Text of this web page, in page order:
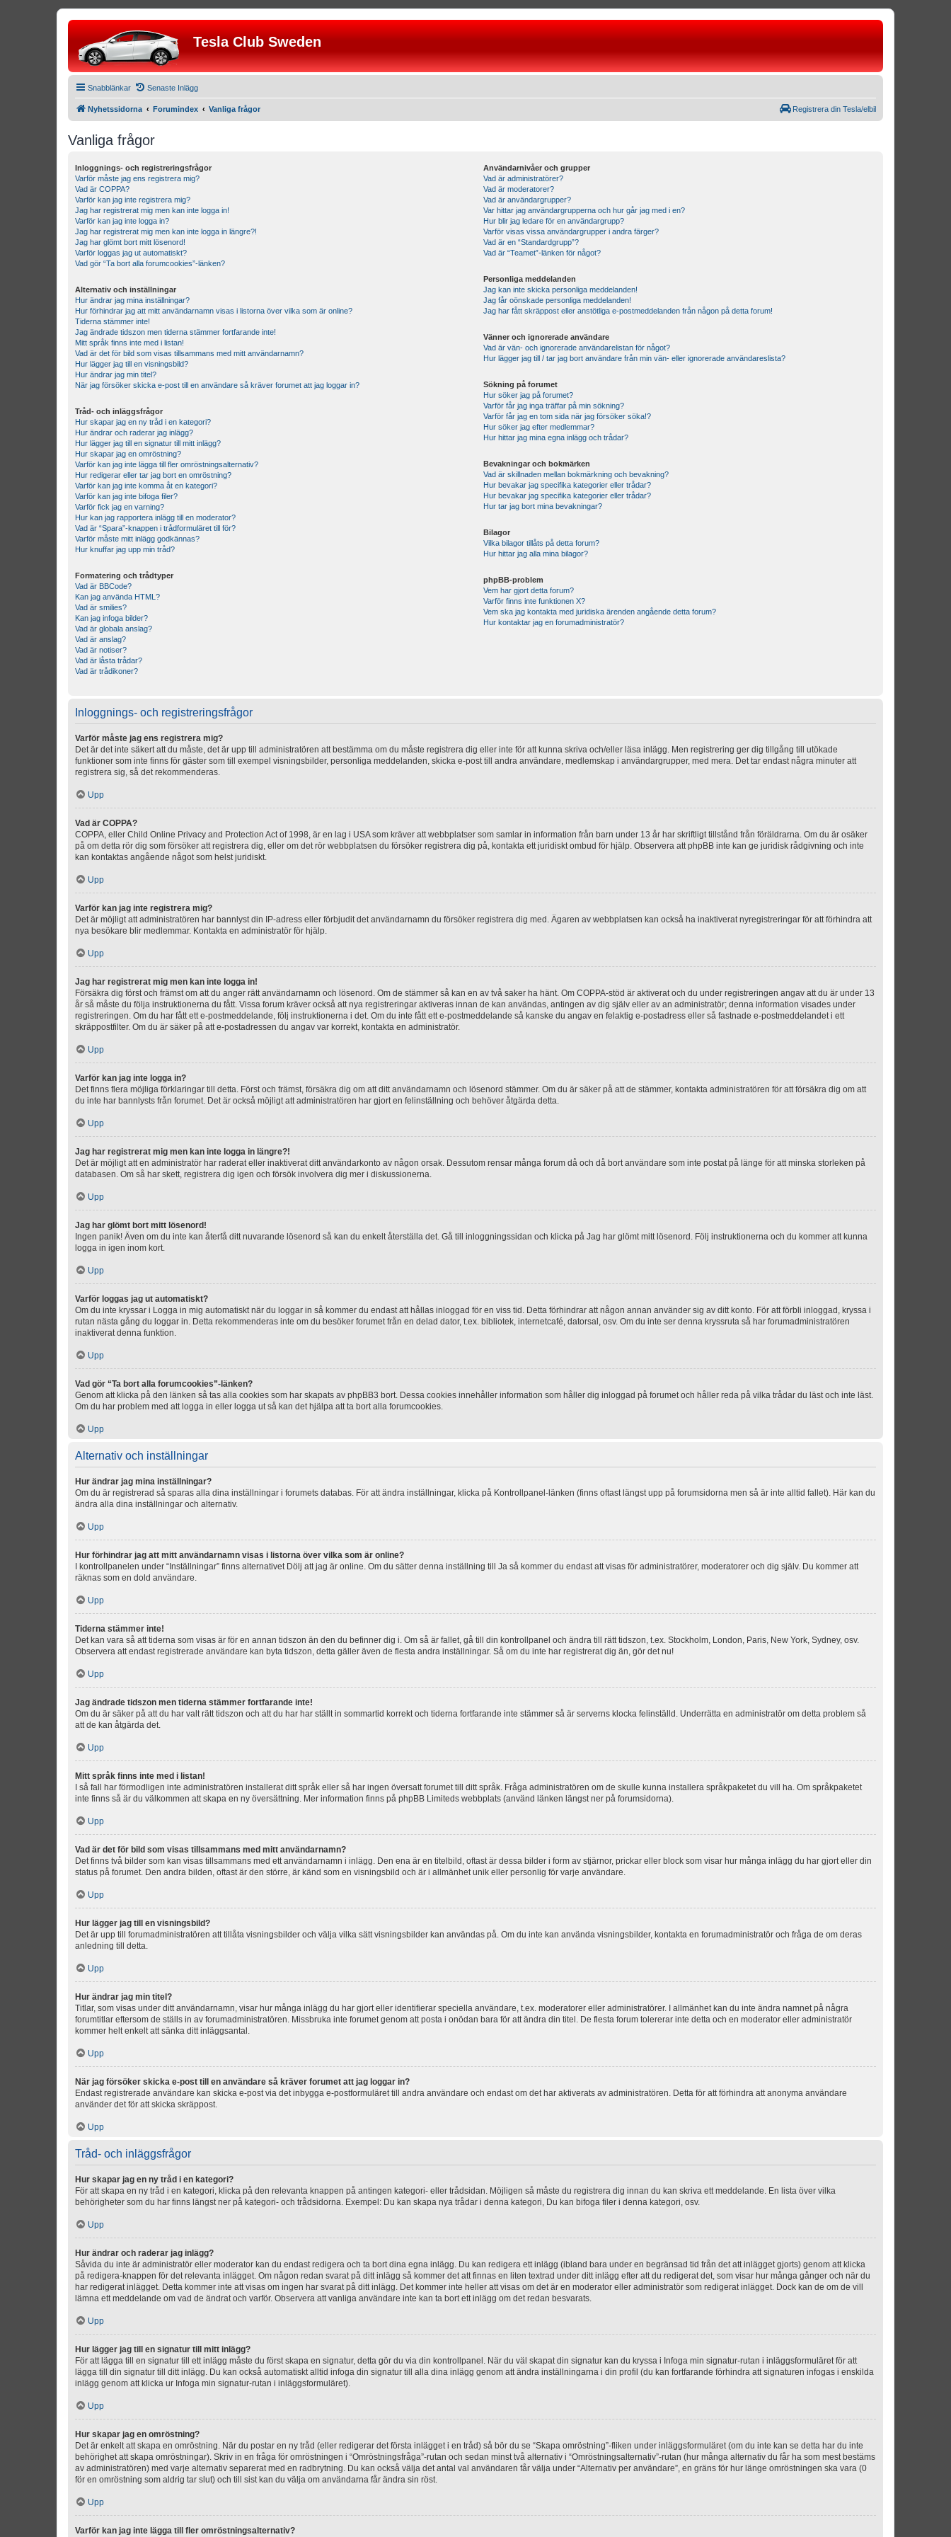
Tesla Club Sweden
Snabblänkar Senaste Inlägg
Nyhetssidorna Forumindex Vanliga frågor Registrera din Tesla/elbil
Vanliga frågor
Inloggnings- och registreringsfrågor
Varför måste jag ens registrera mig?
Vad är COPPA?
Varför kan jag inte registrera mig?
Jag har registrerat mig men kan inte logga in!
Varför kan jag inte logga in?
Jag har registrerat mig men kan inte logga in längre?!
Jag har glömt bort mitt lösenord!
Varför loggas jag ut automatiskt?
Vad gör “Ta bort alla forumcookies”-länken?
Alternativ och inställningar
Hur ändrar jag mina inställningar?
Hur förhindrar jag att mitt användarnamn visas i listorna över vilka som är online?
Tiderna stämmer inte!
Jag ändrade tidszon men tiderna stämmer fortfarande inte!
Mitt språk finns inte med i listan!
Vad är det för bild som visas tillsammans med mitt användarnamn?
Hur lägger jag till en visningsbild?
Hur ändrar jag min titel?
När jag försöker skicka e-post till en användare så kräver forumet att jag loggar in?
Tråd- och inläggsfrågor
Hur skapar jag en ny tråd i en kategori?
Hur ändrar och raderar jag inlägg?
Hur lägger jag till en signatur till mitt inlägg?
Hur skapar jag en omröstning?
Varför kan jag inte lägga till fler omröstningsalternativ?
Hur redigerar eller tar jag bort en omröstning?
Varför kan jag inte komma åt en kategori?
Varför kan jag inte bifoga filer?
Varför fick jag en varning?
Hur kan jag rapportera inlägg till en moderator?
Vad är “Spara”-knappen i trådformuläret till för?
Varför måste mitt inlägg godkännas?
Hur knuffar jag upp min tråd?
Formatering och trådtyper
Vad är BBCode?
Kan jag använda HTML?
Vad är smilies?
Kan jag infoga bilder?
Vad är globala anslag?
Vad är anslag?
Vad är notiser?
Vad är låsta trådar?
Vad är trådikoner?
Användarnivåer och grupper
Vad är administratörer?
Vad är moderatorer?
Vad är användargrupper?
Var hittar jag användargrupperna och hur går jag med i en?
Hur blir jag ledare för en användargrupp?
Varför visas vissa användargrupper i andra färger?
Vad är en “Standardgrupp”?
Vad är “Teamet”-länken för något?
Personliga meddelanden
Jag kan inte skicka personliga meddelanden!
Jag får oönskade personliga meddelanden!
Jag har fått skräppost eller anstötliga e-postmeddelanden från någon på detta forum!
Vänner och ignorerade användare
Vad är vän- och ignorerade användarelistan för något?
Hur lägger jag till / tar jag bort användare från min vän- eller ignorerade användareslista?
Sökning på forumet
Hur söker jag på forumet?
Varför får jag inga träffar på min sökning?
Varför får jag en tom sida när jag försöker söka!?
Hur söker jag efter medlemmar?
Hur hittar jag mina egna inlägg och trådar?
Bevakningar och bokmärken
Vad är skillnaden mellan bokmärkning och bevakning?
Hur bevakar jag specifika kategorier eller trådar?
Hur bevakar jag specifika kategorier eller trådar?
Hur tar jag bort mina bevakningar?
Bilagor
Vilka bilagor tillåts på detta forum?
Hur hittar jag alla mina bilagor?
phpBB-problem
Vem har gjort detta forum?
Varför finns inte funktionen X?
Vem ska jag kontakta med juridiska ärenden angående detta forum?
Hur kontaktar jag en forumadministratör?
Inloggnings- och registreringsfrågor
Varför måste jag ens registrera mig?
Det är det inte säkert att du måste, det är upp till administratören att bestämma om du måste registrera dig eller inte för att kunna skriva och/eller läsa inlägg. Men registrering ger dig tillgång till utökade
funktioner som inte finns för gäster som till exempel visningsbilder, personliga meddelanden, skicka e-post till andra användare, medlemskap i användargrupper, med mera. Det tar endast några minuter att
registrera sig, så det rekommenderas.
Upp
Vad är COPPA?
COPPA, eller Child Online Privacy and Protection Act of 1998, är en lag i USA som kräver att webbplatser som samlar in information från barn under 13 år har skriftligt tillstånd från föräldrarna. Om du är osäker
på om detta rör dig som försöker att registrera dig, eller om det rör webbplatsen du försöker registrera dig på, kontakta ett juridiskt ombud för hjälp. Observera att phpBB inte kan ge juridisk rådgivning och inte
kan kontaktas angående något som helst juridiskt.
Upp
Varför kan jag inte registrera mig?
Det är möjligt att administratören har bannlyst din IP-adress eller förbjudit det användarnamn du försöker registrera dig med. Ägaren av webbplatsen kan också ha inaktiverat nyregistreringar för att förhindra att
nya besökare blir medlemmar. Kontakta en administratör för hjälp.
Upp
Jag har registrerat mig men kan inte logga in!
Försäkra dig först och främst om att du anger rätt användarnamn och lösenord. Om de stämmer så kan en av två saker ha hänt. Om COPPA-stöd är aktiverat och du under registreringen angav att du är under 13
år så måste du följa instruktionerna du fått. Vissa forum kräver också att nya registreringar aktiveras innan de kan användas, antingen av dig själv eller av an administratör; denna information visades under
registreringen. Om du har fått ett e-postmeddelande, följ instruktionerna i det. Om du inte fått ett e-postmeddelande så kanske du angav en felaktig e-postadress eller så fastnade e-postmeddelandet i ett
skräppostfilter. Om du är säker på att e-postadressen du angav var korrekt, kontakta en administratör.
Upp
Varför kan jag inte logga in?
Det finns flera möjliga förklaringar till detta. Först och främst, försäkra dig om att ditt användarnamn och lösenord stämmer. Om du är säker på att de stämmer, kontakta administratören för att försäkra dig om att
du inte har bannlysts från forumet. Det är också möjligt att administratören har gjort en felinställning och behöver åtgärda detta.
Upp
Jag har registrerat mig men kan inte logga in längre?!
Det är möjligt att en administratör har raderat eller inaktiverat ditt användarkonto av någon orsak. Dessutom rensar många forum då och då bort användare som inte postat på länge för att minska storleken på
databasen. Om så har skett, registrera dig igen och försök involvera dig mer i diskussionerna.
Upp
Jag har glömt bort mitt lösenord!
Ingen panik! Även om du inte kan återfå ditt nuvarande lösenord så kan du enkelt återställa det. Gå till inloggningssidan och klicka på Jag har glömt mitt lösenord. Följ instruktionerna och du kommer att kunna
logga in igen inom kort.
Upp
Varför loggas jag ut automatiskt?
Om du inte kryssar i Logga in mig automatiskt när du loggar in så kommer du endast att hållas inloggad för en viss tid. Detta förhindrar att någon annan använder sig av ditt konto. För att förbli inloggad, kryssa i
rutan nästa gång du loggar in. Detta rekommenderas inte om du besöker forumet från en delad dator, t.ex. bibliotek, internetcafé, datorsal, osv. Om du inte ser denna kryssruta så har forumadministratören
inaktiverat denna funktion.
Upp
Vad gör “Ta bort alla forumcookies”-länken?
Genom att klicka på den länken så tas alla cookies som har skapats av phpBB3 bort. Dessa cookies innehåller information som håller dig inloggad på forumet och håller reda på vilka trådar du läst och inte läst.
Om du har problem med att logga in eller logga ut så kan det hjälpa att ta bort alla forumcookies.
Upp
Alternativ och inställningar
Hur ändrar jag mina inställningar?
Om du är registrerad så sparas alla dina inställningar i forumets databas. För att ändra inställningar, klicka på Kontrollpanel-länken (finns oftast längst upp på forumsidorna men så är inte alltid fallet). Här kan du
ändra alla dina inställningar och alternativ.
Upp
Hur förhindrar jag att mitt användarnamn visas i listorna över vilka som är online?
I kontrollpanelen under “Inställningar” finns alternativet Dölj att jag är online. Om du sätter denna inställning till Ja så kommer du endast att visas för administratörer, moderatorer och dig själv. Du kommer att
räknas som en dold användare.
Upp
Tiderna stämmer inte!
Det kan vara så att tiderna som visas är för en annan tidszon än den du befinner dig i. Om så är fallet, gå till din kontrollpanel och ändra till rätt tidszon, t.ex. Stockholm, London, Paris, New York, Sydney, osv.
Observera att endast registrerade användare kan byta tidszon, detta gäller även de flesta andra inställningar. Så om du inte har registrerat dig än, gör det nu!
Upp
Jag ändrade tidszon men tiderna stämmer fortfarande inte!
Om du är säker på att du har valt rätt tidszon och att du har har ställt in sommartid korrekt och tiderna fortfarande inte stämmer så är serverns klocka felinställd. Underrätta en administratör om detta problem så
att de kan åtgärda det.
Upp
Mitt språk finns inte med i listan!
I så fall har förmodligen inte administratören installerat ditt språk eller så har ingen översatt forumet till ditt språk. Fråga administratören om de skulle kunna installera språkpaketet du vill ha. Om språkpaketet
inte finns så är du välkommen att skapa en ny översättning. Mer information finns på phpBB Limiteds webbplats (använd länken längst ner på forumsidorna).
Upp
Vad är det för bild som visas tillsammans med mitt användarnamn?
Det finns två bilder som kan visas tillsammans med ett användarnamn i inlägg. Den ena är en titelbild, oftast är dessa bilder i form av stjärnor, prickar eller block som visar hur många inlägg du har gjort eller din
status på forumet. Den andra bilden, oftast är den större, är känd som en visningsbild och är i allmänhet unik eller personlig för varje användare.
Upp
Hur lägger jag till en visningsbild?
Det är upp till forumadministratören att tillåta visningsbilder och välja vilka sätt visningsbilder kan användas på. Om du inte kan använda visningsbilder, kontakta en forumadministratör och fråga de om deras
anledning till detta.
Upp
Hur ändrar jag min titel?
Titlar, som visas under ditt användarnamn, visar hur många inlägg du har gjort eller identifierar speciella användare, t.ex. moderatorer eller administratörer. I allmänhet kan du inte ändra namnet på några
forumtitlar eftersom de ställs in av forumadministratören. Missbruka inte forumet genom att posta i onödan bara för att ändra din titel. De flesta forum tolererar inte detta och en moderator eller administratör
kommer helt enkelt att sänka ditt inläggsantal.
Upp
När jag försöker skicka e-post till en användare så kräver forumet att jag loggar in?
Endast registrerade användare kan skicka e-post via det inbygga e-postformuläret till andra användare och endast om det har aktiverats av administratören. Detta för att förhindra att anonyma användare
använder det för att skicka skräppost.
Upp
Tråd- och inläggsfrågor
Hur skapar jag en ny tråd i en kategori?
För att skapa en ny tråd i en kategori, klicka på den relevanta knappen på antingen kategori- eller trådsidan. Möjligen så måste du registrera dig innan du kan skriva ett meddelande. En lista över vilka
behörigheter som du har finns längst ner på kategori- och trådsidorna. Exempel: Du kan skapa nya trådar i denna kategori, Du kan bifoga filer i denna kategori, osv.
Upp
Hur ändrar och raderar jag inlägg?
Såvida du inte är administratör eller moderator kan du endast redigera och ta bort dina egna inlägg. Du kan redigera ett inlägg (ibland bara under en begränsad tid från det att inlägget gjorts) genom att klicka
på redigera-knappen för det relevanta inlägget. Om någon redan svarat på ditt inlägg så kommer det att finnas en liten textrad under ditt inlägg efter att du redigerat det, som visar hur många gånger och när du
har redigerat inlägget. Detta kommer inte att visas om ingen har svarat på ditt inlägg. Det kommer inte heller att visas om det är en moderator eller administratör som redigerat inlägget. Dock kan de om de vill
lämna ett meddelande om vad de ändrat och varför. Observera att vanliga användare inte kan ta bort ett inlägg om det redan besvarats.
Upp
Hur lägger jag till en signatur till mitt inlägg?
För att lägga till en signatur till ett inlägg måste du först skapa en signatur, detta gör du via din kontrollpanel. När du väl skapat din signatur kan du kryssa i Infoga min signatur-rutan i inläggsformuläret för att
lägga till din signatur till ditt inlägg. Du kan också automatiskt alltid infoga din signatur till alla dina inlägg genom att ändra inställningarna i din profil (du kan fortfarande förhindra att signaturen infogas i enskilda
inlägg genom att klicka ur Infoga min signatur-rutan i inläggsformuläret).
Upp
Hur skapar jag en omröstning?
Det är enkelt att skapa en omröstning. När du postar en ny tråd (eller redigerar det första inlägget i en tråd) så bör du se “Skapa omröstning”-fliken under inläggsformuläret (om du inte kan se detta har du inte
behörighet att skapa omröstningar). Skriv in en fråga för omröstningen i “Omröstningsfråga”-rutan och sedan minst två alternativ i “Omröstningsalternativ”-rutan (hur många alternativ du får ha som mest bestäms
av administratören) med varje alternativ separerat med en radbrytning. Du kan också välja det antal val användaren får välja under “Alternativ per användare”, en gräns för hur länge omröstningen ska vara (0
för en omröstning som aldrig tar slut) och till sist kan du välja om användarna får ändra sin röst.
Upp
Varför kan jag inte lägga till fler omröstningsalternativ?